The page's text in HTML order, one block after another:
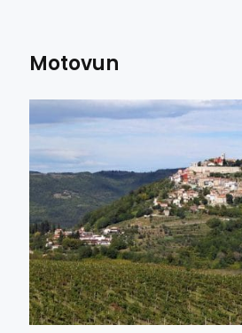
Motovun